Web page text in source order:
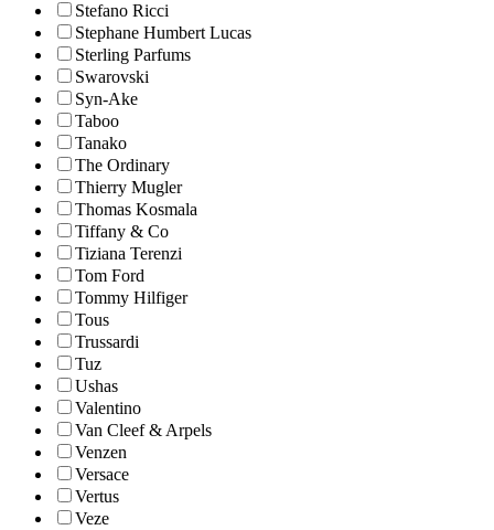
Stefano Ricci
Stephane Humbert Lucas
Sterling Parfums
Swarovski
Syn-Ake
Taboo
Tanako
The Ordinary
Thierry Mugler
Thomas Kosmala
Tiffany & Co
Tiziana Terenzi
Tom Ford
Tommy Hilfiger
Tous
Trussardi
Tuz
Ushas
Valentino
Van Cleef & Arpels
Venzen
Versace
Vertus
Veze